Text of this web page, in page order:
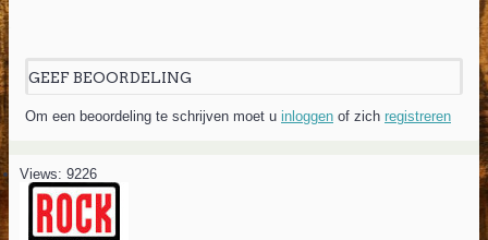
GEEF BEOORDELING
Om een beoordeling te schrijven moet u inloggen of zich registreren
Views: 9226